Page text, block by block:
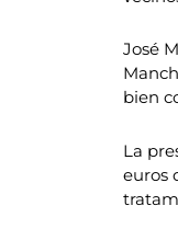
José
bien
La
euros